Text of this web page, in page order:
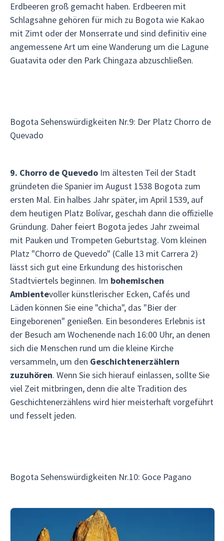
Erdbeeren groß gemacht haben. Erdbeeren mit
Schlagsahne gehören für mich zu Bogota wie Kakao
mit Zimt oder der Monserrate und sind definitiv eine
angemessene Art um eine Wanderung um die Lagune
Guatavita oder den Park Chingaza abzuschließen.
Bogota Sehenswürdigkeiten Nr.9: Der Platz Chorro de
Quevado
9. Chorro de Quevedo Im ältesten Teil der Stadt
gründeten die Spanier im August 1538 Bogota zum
ersten Mal. Ein halbes Jahr später, im April 1539, auf
dem heutigen Platz Bolívar, geschah dann die offizielle
Gründung. Daher feiert Bogota jedes Jahr zweimal
mit Pauken und Trompeten Geburtstag. Vom kleinen
Platz "Chorro de Quevedo" (Calle 13 mit Carrera 2)
lässt sich gut eine Erkundung des historischen
Stadtviertels beginnen. Im bohemischen
Ambientevoller künstlerischer Ecken, Cafés und
Läden können Sie eine "chicha", das "Bier der
Eingeborenen" genießen. Ein besonderes Erlebnis ist
der Besuch am Wochenende nach 16:00 Uhr, an denen
sich die Menschen rund um die kleine Kirche
versammeln, um den Geschichtenerzählern
zuzuhören. Wenn Sie sich hierauf einlassen, sollte Sie
viel Zeit mitbringen, denn die alte Tradition des
Geschichtenerzählens wird hier meisterhaft vorgeführt
und fesselt jeden.
Bogota Sehenswürdigkeiten Nr.10: Goce Pagano